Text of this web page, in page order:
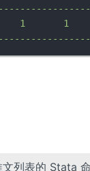
1       1
列表的 Stata 命